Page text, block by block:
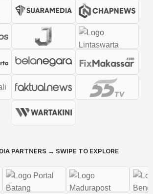
PARTNERS → SWIPE TO EXPLORE